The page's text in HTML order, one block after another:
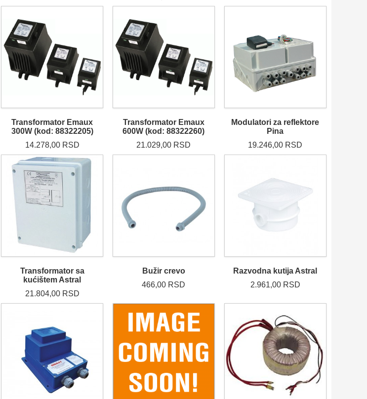
Transformator Emaux
300W (kod: 88322205)
14.278,00 RSD
Transformator Emaux
600W (kod: 88322260)
21.029,00 RSD
Modulatori za reflektore
Pina
19.246,00 RSD
Transformator sa
kućištem Astral
21.804,00 RSD
Bužir crevo
466,00 RSD
Razvodna kutija Astral
2.961,00 RSD